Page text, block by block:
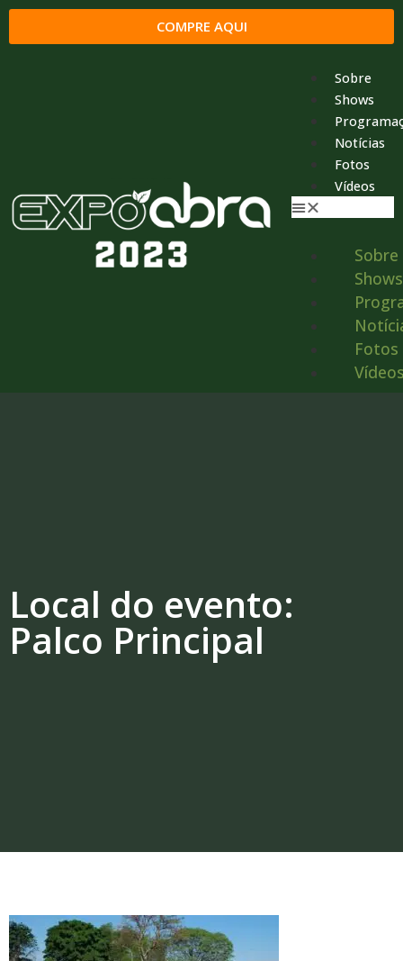
Sobre
Shows
Notícias
Fotos
Vídeos
Sobre
Shows
Fotos
COMPRE AQUI
Local do evento:
Palco Principal